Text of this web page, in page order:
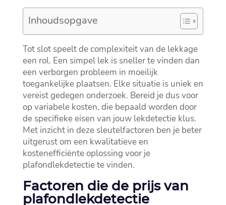
Inhoudsopgave
Tot slot speelt de complexiteit van de lekkage
een rol.​ Een simpel lek is sneller te vinden dan
een verborgen probleem in moeilijk
toegankelijke plaatsen.​ Elke situatie is uniek en
vereist gedegen onderzoek.​ Bereid je dus voor
op variabele kosten, die bepaald worden door
de specifieke eisen van jouw lekdetectie klus.​
Met inzicht in deze sleutelfactoren ben je beter
uitgerust om een kwalitatieve en
kostenefficiënte oplossing voor je
plafondlekdetectie te vinden.​
Factoren die de prijs van
plafondlekdetectie